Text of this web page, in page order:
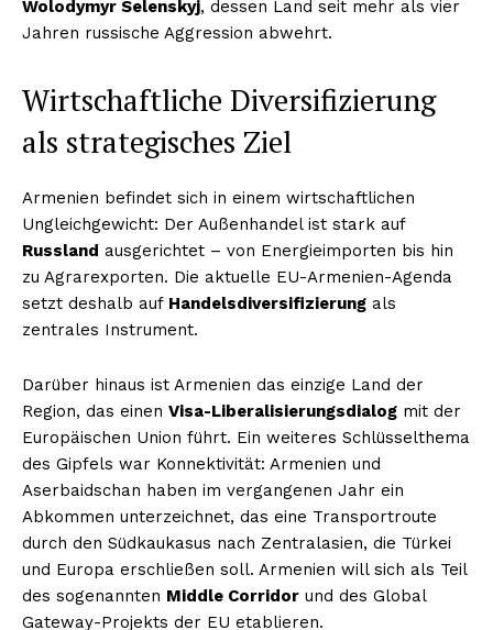
Wolodymyr Selenskyj, dessen Land seit mehr als vier
Jahren russische Aggression abwehrt.
Wirtschaftliche Diversifizierung
als strategisches Ziel
Armenien befindet sich in einem wirtschaftlichen
Ungleichgewicht: Der Außenhandel ist stark auf
Russland ausgerichtet – von Energieimporten bis hin
zu Agrarexporten. Die aktuelle EU-Armenien-Agenda
setzt deshalb auf Handelsdiversifizierung als
zentrales Instrument.
Darüber hinaus ist Armenien das einzige Land der
Region, das einen Visa-Liberalisierungsdialog mit der
Europäischen Union führt. Ein weiteres Schlüsselthema
des Gipfels war Konnektivität: Armenien und
Aserbaidschan haben im vergangenen Jahr ein
Abkommen unterzeichnet, das eine Transportroute
durch den Südkaukasus nach Zentralasien, die Türkei
und Europa erschließen soll. Armenien will sich als Teil
des sogenannten Middle Corridor und des Global
Gateway-Projekts der EU etablieren.